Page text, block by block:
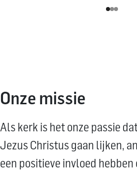
Onze missie
Als kerk is het onze passie
Jezus Christus gaan lijken,
een positieve invloed